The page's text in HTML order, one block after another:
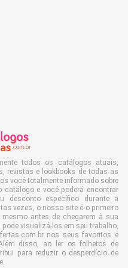
todos os catálogos atuais,
revistas e lookbooks de todas as
você totalmente informado sobre
e você poderá encontrar
desconto específico durante a
vezes, o nosso site é o primeiro
antes de chegarem à sua
visualizá-los em seu trabalho,
nos seus favoritos e
disso, ao ler os folhetos de
para reduzir o desperdício de